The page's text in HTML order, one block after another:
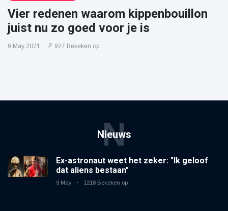
Vier redenen waarom kippenbouillon
juist nu zo goed voor je is
9 May 2021 927 Bekeken op
Nieuws
N
Ex-astronaut weet het zeker: "Ik geloof
dat aliens bestaan"
9 May 1218 Bekeken op